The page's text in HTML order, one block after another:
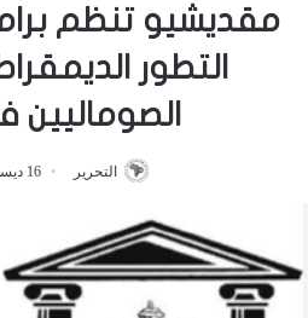
مقديشيو تنظم
التطور
التحرير 16 ديسمبر، 2014